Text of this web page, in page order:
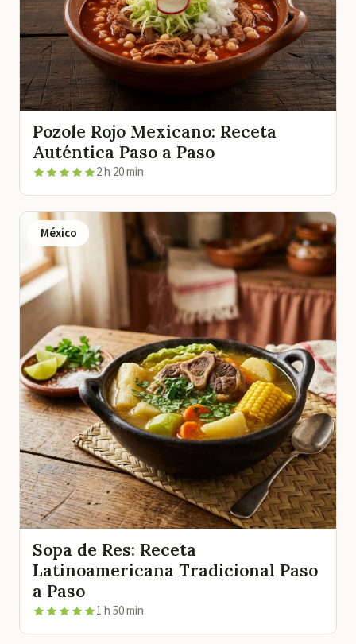
Pozole Rojo Mexicano: Receta
Auténtica Paso a Paso
2 h 20 min
México
Sopa de Res: Receta
Latinoamericana Tradicional Paso
a Paso
1 h 50 min